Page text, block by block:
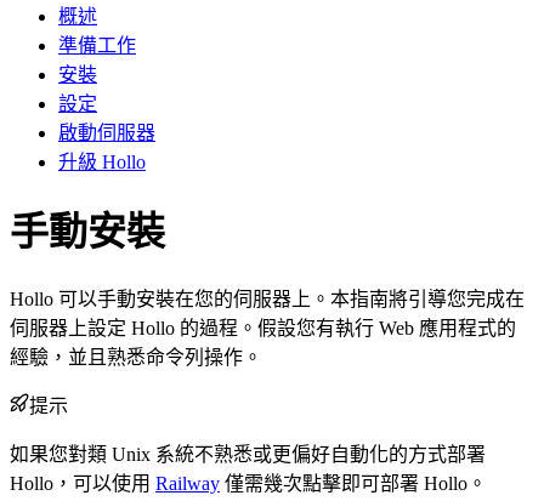
概述
準備工作
安裝
設定
啟動伺服器
升級 Hollo
手動安裝
Hollo 可以手動安裝在您的伺服器上。本指南將引導您完成在
伺服器上設定 Hollo 的過程。假設您有執行 Web 應用程式的
經驗，並且熟悉命令列操作。
提示
如果您對類 Unix 系統不熟悉或更偏好自動化的方式部署
Hollo，可以使用 Railway 僅需幾次點擊即可部署 Hollo。